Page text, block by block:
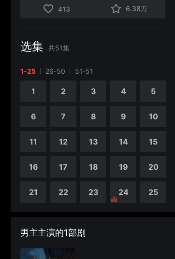
413 6.38万
选集 共51集
1-25 26-50 51-51
1 2 3 4 5
6 7 8 9 10
11 12 13 14 15
16 17 18 19 20
21 22 23 24 25
男主主演的1部剧